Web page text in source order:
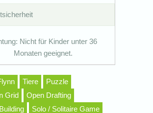
Nicht für Kinder unter 36
Monaten geeignet.
Tiere
Puzzle
Grid
Open Drafting
Solo / Solitaire Game